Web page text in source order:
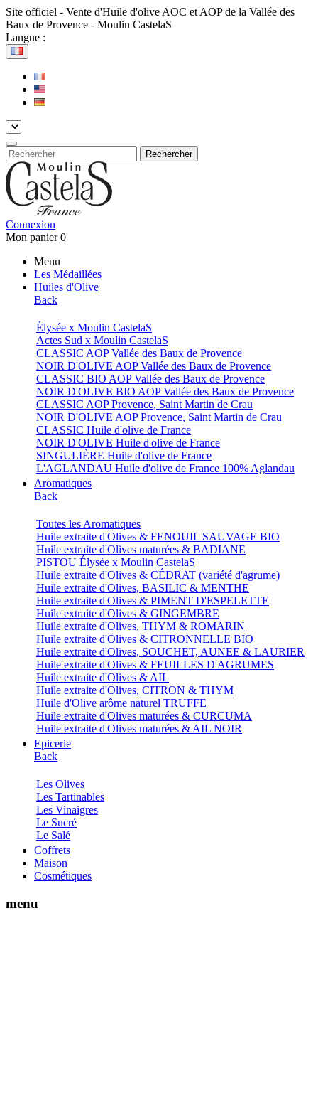
Site officiel - Vente d'Huile d'olive AOC et AOP de la Vallée des
Baux de Provence - Moulin CastelaS
Langue :
Rechercher
Connexion
Mon panier 0
Menu
Les Médaillées
Huiles d'Olive
Back
Élysée x Moulin CastelaS
Actes Sud x Moulin CastelaS
CLASSIC AOP Vallée des Baux de Provence
NOIR D'OLIVE AOP Vallée des Baux de Provence
CLASSIC BIO AOP Vallée des Baux de Provence
NOIR D'OLIVE BIO AOP Vallée des Baux de Provence
CLASSIC AOP Provence, Saint Martin de Crau
NOIR D'OLIVE AOP Provence, Saint Martin de Crau
CLASSIC Huile d'olive de France
NOIR D'OLIVE Huile d'olive de France
SINGULIÈRE Huile d'olive de France
L'AGLANDAU Huile d'olive de France 100% Aglandau
Aromatiques
Back
Toutes les Aromatiques
Huile extraite d'Olives & FENOUIL SAUVAGE BIO
Huile extraite d'Olives maturées & BADIANE
PISTOU Élysée x Moulin CastelaS
Huile extraite d'Olives & CÉDRAT (variété d'agrume)
Huile extraite d'Olives, BASILIC & MENTHE
Huile extraite d'Olives & PIMENT D'ESPELETTE
Huile extraite d'Olives & GINGEMBRE
Huile extraite d'Olives, THYM & ROMARIN
Huile extraite d'Olives & CITRONNELLE BIO
Huile extraite d'Olives, SOUCHET, AUNEE & LAURIER
Huile extraite d'Olives & FEUILLES D'AGRUMES
Huile extraite d'Olives & AIL
Huile extraite d'Olives, CITRON & THYM
Huile d'Olive arôme naturel TRUFFE
Huile extraite d'Olives maturées & CURCUMA
Huile extraite d'Olives maturées & AIL NOIR
Epicerie
Back
Les Olives
Les Tartinables
Les Vinaigres
Le Sucré
Le Salé
Coffrets
Maison
Cosmétiques
menu